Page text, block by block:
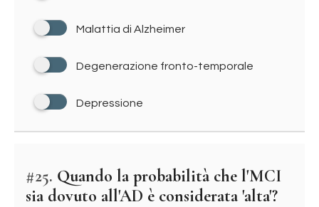
Malattia di Alzheimer
Degenerazione fronto-temporale
Depressione
#25. Quando la probabilità che l'MCI
sia dovuto all'AD è considerata 'alta'?